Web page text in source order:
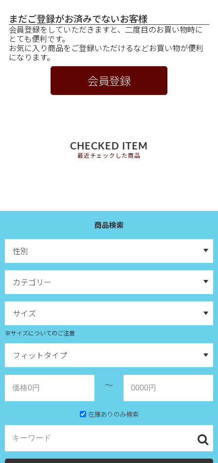
まだご登録がお済みでないお客様
会員登録をしていただきますと、二度目のお買い物時に
とても便利です。
お気に入り商品をご登録いただけるなどお買い物が便利
になります。
会員登録
CHECKED ITEM
最近チェックした商品
商品検索
※サイズについてのご注意
～
在庫ありのみ検索